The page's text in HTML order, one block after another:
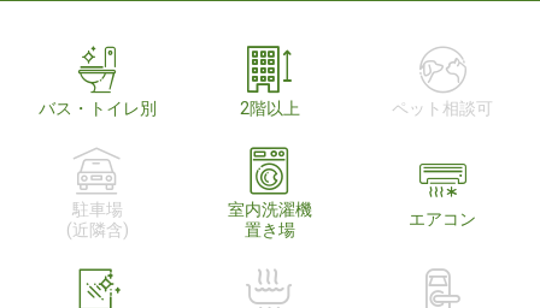
バス・トイレ別 2階以上 ペット相談可
駐車場
(近隣含)
室内洗濯機
置き場
エアコン